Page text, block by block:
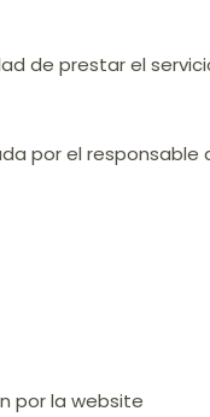
de prestar el
por el
por la website